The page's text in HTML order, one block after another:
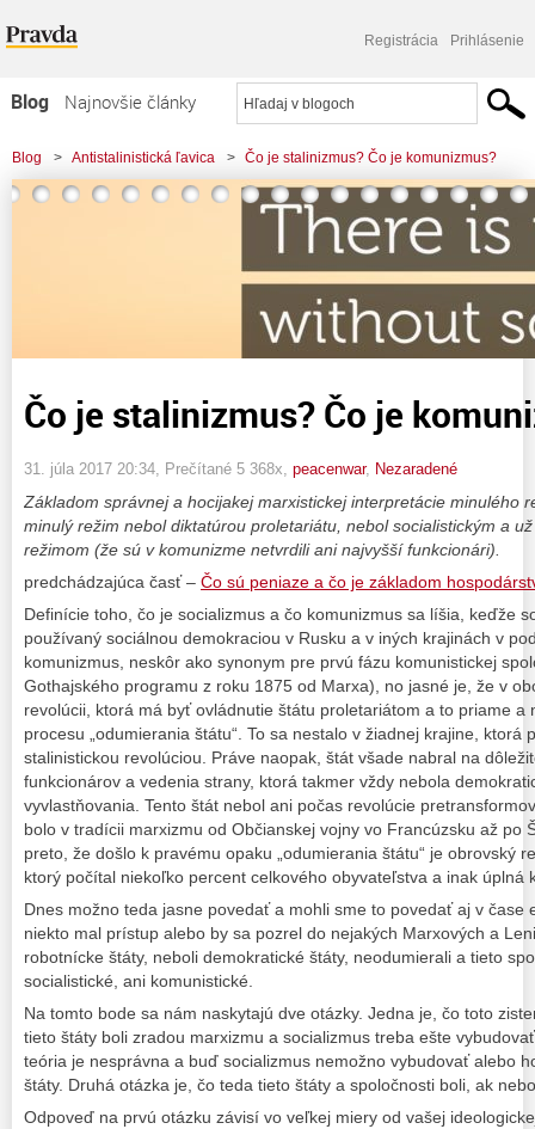
Registrácia Prihlásenie
Blog
Najnovšie články
Najčítanejšie články
Najkomentovanejšie články
Blog > Antistalinistická ľavica > Čo je stalinizmus? Čo je komunizmus?
Čo je stalinizmus? Čo je
31. júla 2017 20:34 , Prečítané 5 368x, peacenwar, Nezaradené
Základom správnej a hocijakej marxistickej interpretácie minulého
minulý režim nebol diktatúrou proletariátu, nebol socialistickým a
režimom (že sú v komunizme netvrdili ani najvyšší funkcionári).
predchádzajúca časť – Čo sú peniaze a čo je základom
Definície toho, čo je socializmus a čo komunizmus sa líšia, keďže
používaný sociálnou demokraciou v Rusku a v iných krajinách v
komunizmus, neskôr ako synonym pre prvú fázu komunistickej
Gothajského programu z roku 1875 od Marxa), no jasné je, že v
revolúcii, ktorá má byť ovládnutie štátu proletariátom a to priame a
procesu „odumierania štátu“. To sa nestalo v žiadnej krajine, ktorá
stalinistickou revolúciou. Práve naopak, štát všade nabral na
funkcionárov a vedenia strany, ktorá takmer vždy nebola
vyvlastňovania. Tento štát nebol ani počas revolúcie
bolo v tradícii marxizmu od Občianskej vojny vo Francúzsku až po
preto, že došlo k pravému opaku „odumierania štátu“ je obrovský
ktorý počítal niekoľko percent celkového obyvateľstva a inak úplná
Dnes možno teda jasne povedať a mohli sme to povedať aj v čase
niekto mal prístup alebo by sa pozrel do nejakých Marxových a
robotnícke štáty, neboli demokratické štáty, neodumierali a tieto
socialistické, ani komunistické.
Na tomto bode sa nám naskytajú dve otázky. Jedna je, čo toto
tieto štáty boli zradou marxizmu a socializmus treba ešte
teória je nesprávna a buď socializmus nemožno vybudovať alebo
štáty. Druhá otázka je, čo teda tieto štáty a spoločnosti boli, ak
Odpoveď na prvú otázku závisí vo veľkej miery od vašej